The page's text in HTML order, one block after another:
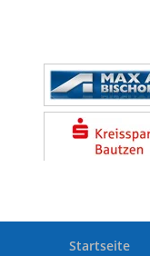
Startseite